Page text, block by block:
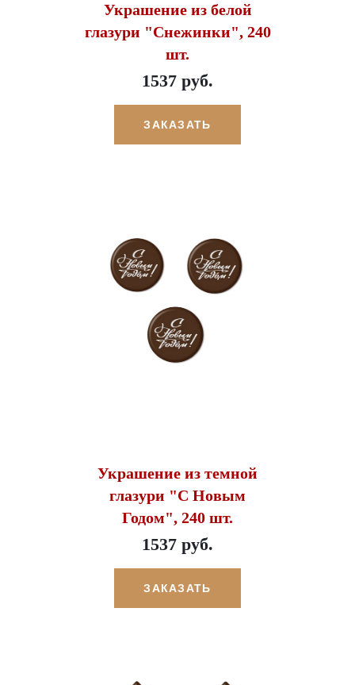
Украшение из белой
глазури "Снежинки", 240
шт.
1537 руб.
ЗАКАЗАТЬ
Украшение из темной
глазури "С Новым
Годом", 240 шт.
1537 руб.
ЗАКАЗАТЬ